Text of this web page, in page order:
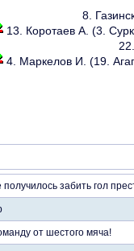
8.
13. Коротаев А. (3.
4. Маркелов И. (19.
забить гол
от шестого мяча!